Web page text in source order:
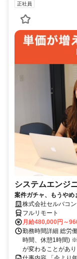
正社員
システムエンジ
案件ガチャ、もうやめ
株式会社セルバコ
フルリモート
月給480,000円～
勤務時間詳細 総労
時間、休憩1時間)
が変わることがあ